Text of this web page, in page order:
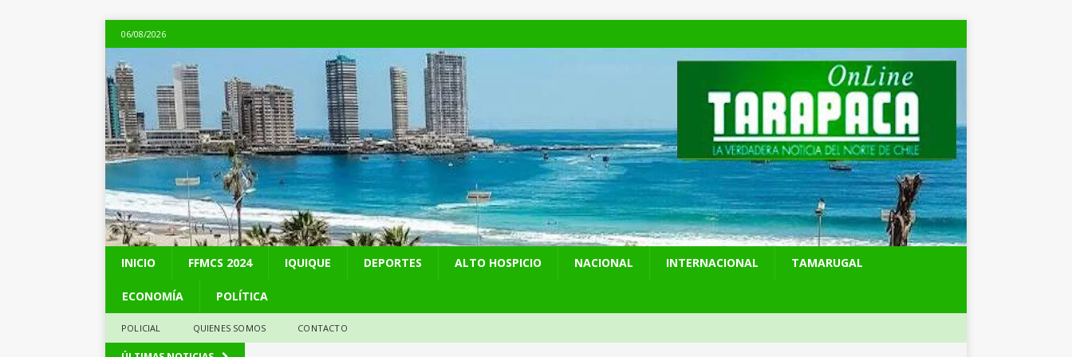
06/08/2026
INICIO FFMCS 2024 IQUIQUE DEPORTES ALTO HOSPICIO NACIONAL INTERNACIONAL TAMARUGAL
ECONOMÍA POLÍTICA
POLICIAL QUIENES SOMOS CONTACTO